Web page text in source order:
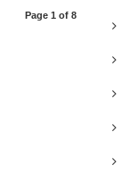
Page 1 of 8